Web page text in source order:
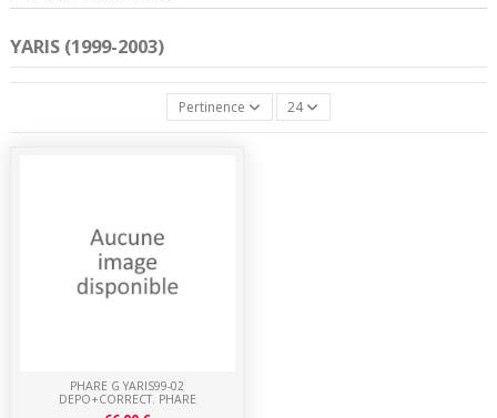
YARIS (1999-2003)
Pertinence 24
PHARE G YARIS99-02
DEPO+CORRECT. PHARE